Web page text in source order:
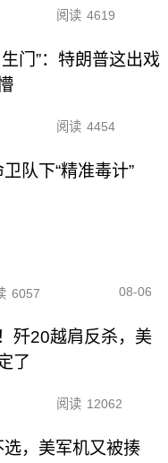
阅读 4619
门”：特朗普这出戏
阅读 4454
队下“精准毒计”
6057 08-06
歼20越肩反杀，美
了
阅读 12062
，美军机又被揍